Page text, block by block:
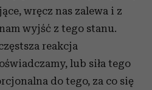
wręcz nas zalewa i z
wyjść z tego stanu.
reakcja
lub siła tego
do tego, za co się